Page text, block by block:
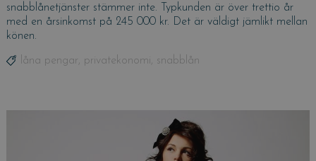
snabblånetjänster stämmer inte. Typkunden är över trettio år
med en årsinkomst på 245 000 kr. Det är väldigt jämlikt mellan
könen.
Tags
låna pengar , privatekonomi, snabblån